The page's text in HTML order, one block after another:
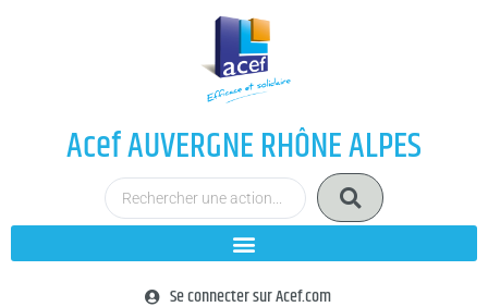
Acef AUVERGNE RHÔNE ALPES
Se connecter sur Acef.com